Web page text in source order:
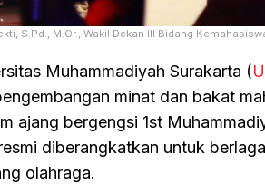
S.Pd., M.Or., Wakil Dekan III Bidang
Muhammadiyah Surakarta (
minat dan bakat
ajang bergengsi 1st
diberangkatkan untuk
olahraga.